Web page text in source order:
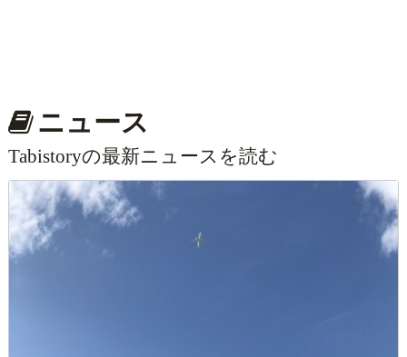
ニュース
Tabistoryの最新ニュースを読む